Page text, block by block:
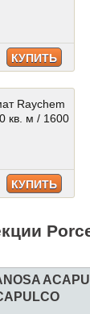
КУПИТЬ
Raychem
кв. м / 1600
КУПИТЬ